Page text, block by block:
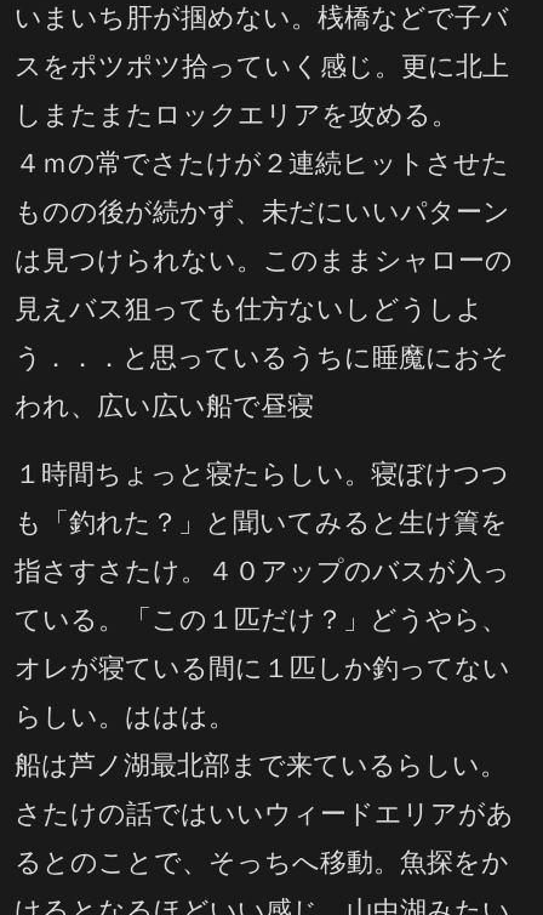
いまいち肝が掴めない。桟橋などで子バ
スをポツポツ拾っていく感じ。更に北上
しまたまたロックエリアを攻める。
４ｍの常でさたけが２連続ヒットさせた
ものの後が続かず、未だにいいパターン
は見つけられない。このままシャローの
見えバス狙っても仕方ないしどうしよ
う．．．と思っているうちに睡魔におそ
われ、広い広い船で昼寝
１時間ちょっと寝たらしい。寝ぼけつつ
も「釣れた？」と聞いてみると生け簀を
指さすさたけ。４０アップのバスが入っ
ている。「この１匹だけ？」どうやら、
オレが寝ている間に１匹しか釣ってない
らしい。ははは。
船は芦ノ湖最北部まで来ているらしい。
さたけの話ではいいウィードエリアがあ
るとのことで、そっちへ移動。魚探をか